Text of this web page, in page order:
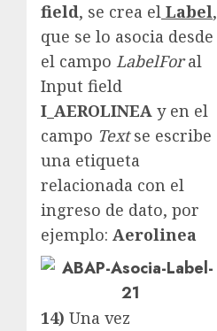
field, se crea el Label,
que se lo asocia desde
el campo LabelForal
Input field
I_AEROLINEA y en el
campo Textse escribe
una etiqueta
relacionada con el
ingreso de dato, por
ejemplo: Aerolinea
14) Una vez